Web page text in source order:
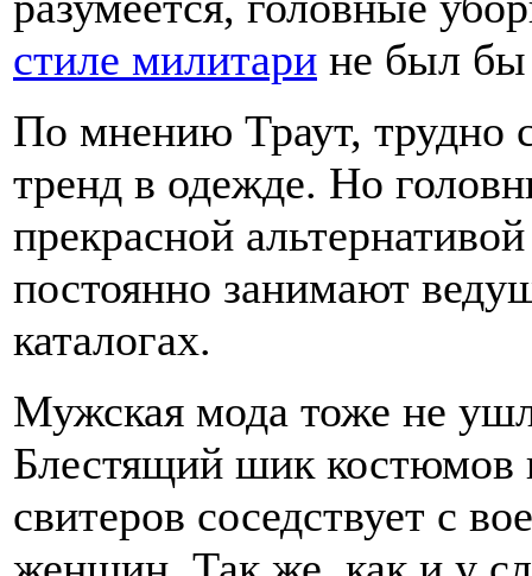
стиле милитари не был
По мнению Траут, трудно
тренд в одежде. Но
прекрасной
постоянно занимают
каталогах.
Мужская мода тоже не
Блестящий шик костюмов
свитеров соседствует с